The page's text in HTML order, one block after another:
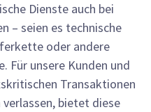
Dienste auch bei
– seien es technische
oder andere
Für unsere Kunden und
Transaktionen
bietet diese